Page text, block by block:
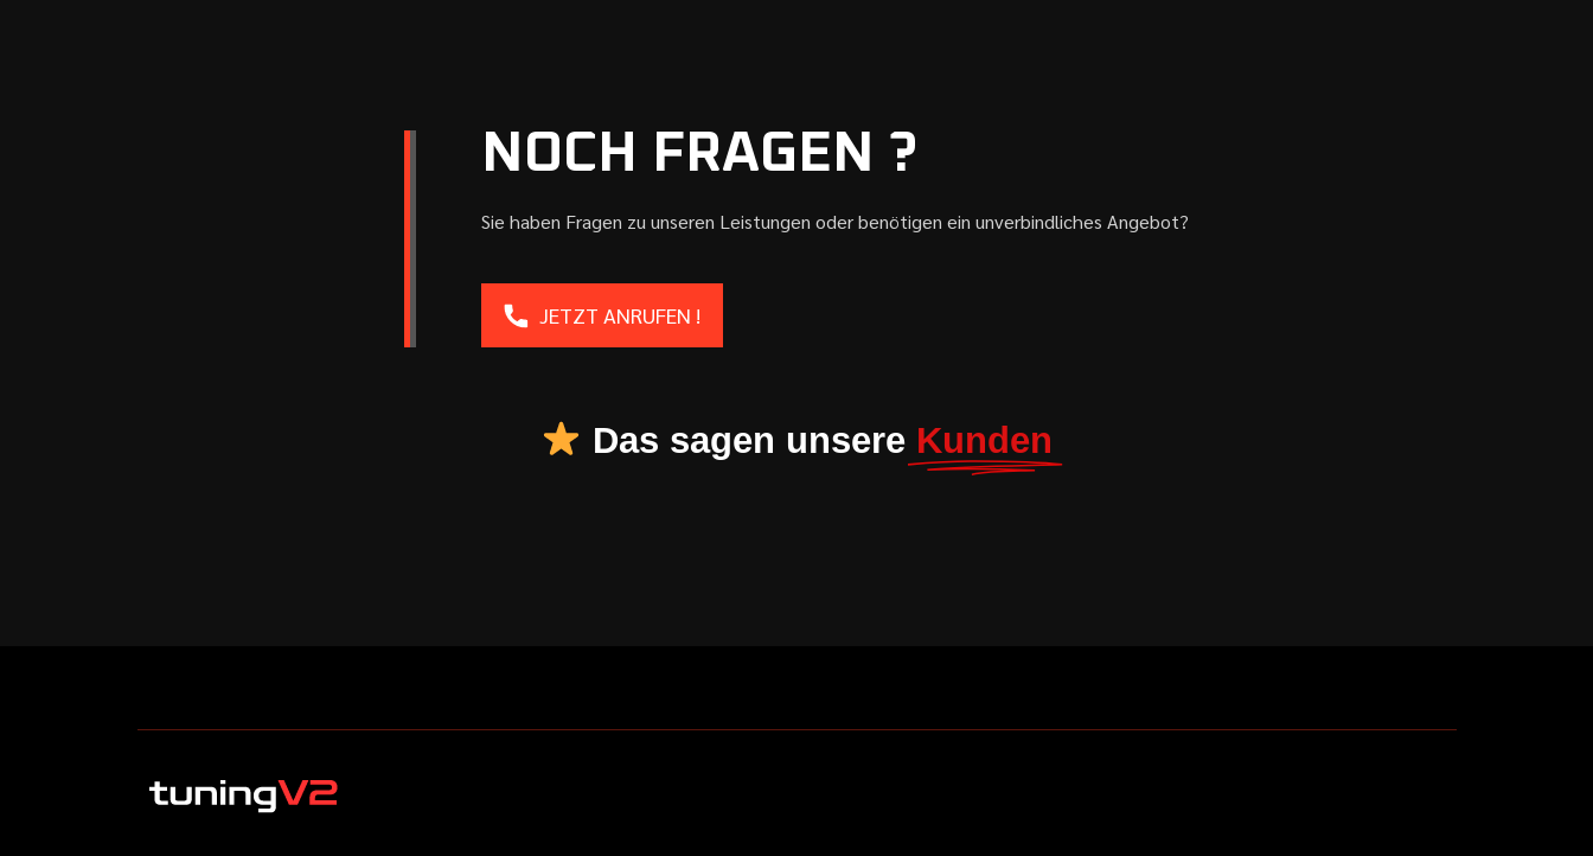
NOCH FRAGEN ?
Sie haben Fragen zu unseren Leistungen oder benötigen ein unverbindliches Angebot?
JETZT ANRUFEN !
Das sagen unsere Kunden